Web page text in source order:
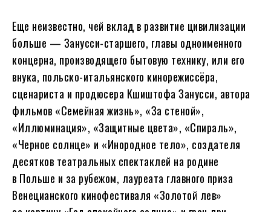
Еще неизвестно, чей вклад в развитие цивилизации
больше — Занусси-старшего, главы одноименного
концерна, производящего бытовую технику, или его
внука, польско-итальянского кинорежиссёра,
сценариста и продюсера Кшиштофа Занусси, автора
фильмов «Семейная жизнь», «За стеной»,
«Иллюминация», «Защитные цвета», «Спираль»,
«Черное солнце» и «Инородное тело», создателя
десятков театральных спектаклей на родине
в Польше и за рубежом, лауреата главного приза
Венецианского кинофестиваля «Золотой лев»